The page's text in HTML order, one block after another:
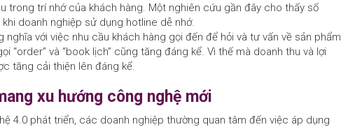
trong trí nhớ của khách hàng. Một nghiên cứu gần đây cho thấy số
doanh nghiệp sử dụng hotline dễ nhớ.
với việc nhu cầu khách hàng gọi đến để hỏi và tư vấn về sản phẩm
“order” và “book lịch” cũng tăng đáng kể. Vì thế mà doanh thu và lợi
tăng cải thiện lên đáng kể.
xu hướng công nghệ mới
4.0 phát triển, các doanh nghiệp thường quan tâm đến việc áp dụng